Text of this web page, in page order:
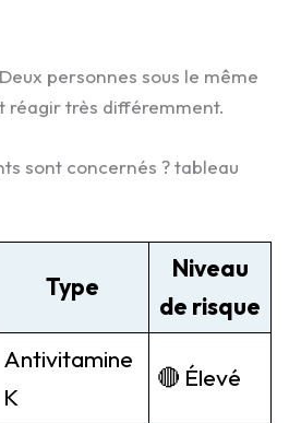
personnes sous le même
réagir très différemment.
sont concernés ? tableau
Type
Niveau
de risque
Antivitamine
K
🔴 Élevé